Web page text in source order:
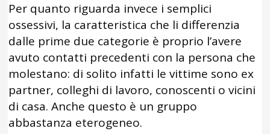
Per quanto riguarda invece i semplici
ossessivi, la caratteristica che li differenzia
dalle prime due categorie è proprio l’avere
avuto contatti precedenti con la persona che
molestano: di solito infatti le vittime sono ex
partner, colleghi di lavoro, conoscenti o vicini
di casa. Anche questo è un gruppo
abbastanza eterogeneo.